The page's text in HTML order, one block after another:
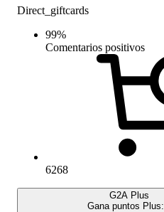
Direct_giftcards
99%
Comentarios positivos
6268
G2A Plus
Gana puntos Plus: